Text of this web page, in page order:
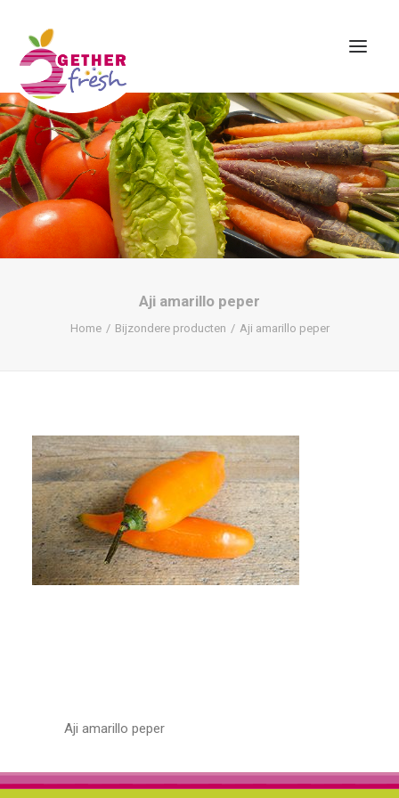
Home
Over ons
Assortiment
Contact
Aji amarillo peper
Home Bijzondere producten Aji amarillo peper
Aji amarillo peper